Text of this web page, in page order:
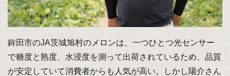
鉾田市のJA茨城旭村のメロンは、一つひとつ光センサー
で糖度と熟度、水浸度を測って出荷されているため、品質
が安定していて消費者からも人気が高い。しかし陽介さん